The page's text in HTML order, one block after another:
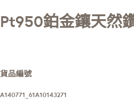
Pt950鉑金鑲天然
貨品編號
A140771_61A10143271